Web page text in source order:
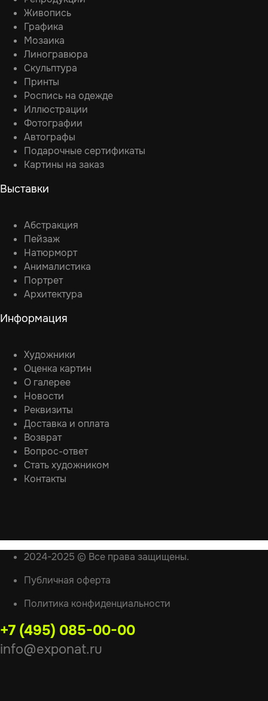
Живопись
Графика
Мозаика
Линогравюра
Скульптура
Принты
Роспись на одежде
Иллюстрации
Фотографии
Автографы
Подарочные сертификаты
Картины на заказ
Выставки
Абстракция
Пейзаж
Натюрморт
Анималистика
Портрет
Архитектура
Информация
Художники
Оценка картин
О галерее
Новости
Реквизиты
Доставка и оплата
Возврат
Вопрос-ответ
Стать художником
Контакты
2024-2025 © Все права защищены.
Публичная оферта
Политика конфиденциальности
+7 (495) 085-00-00
info@exponat.ru